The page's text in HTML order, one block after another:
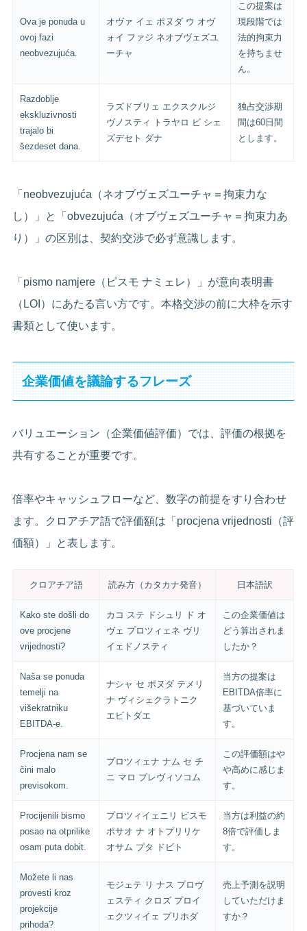
Ova je ponuda u
ovoj fazi
neobvezujuća.
オヴァ イェ ポヌダ ウ オヴ
ォイ ファジ ネオブヴェズユ
ーチャ
この提案は
現段階では
法的拘束力
を持ちませ
ん。
Razdoblje
ekskluzivnosti
trajalo bi
šezdeset dana.
ラズドブリェ エクスクルジ
ヴノスティ トラヤロ ビ シェ
ズデセト ダナ
独占交渉期
間は60日間
とします。
「neobvezujuća（ネオブヴェズユーチャ＝拘束力な
し）」と「obvezujuća（オブヴェズユーチャ＝拘束力あ
り）」の区別は、契約交渉で必ず意識します。
「pismo namjere（ピスモ ナミェレ）」が意向表明書
（LOI）にあたる言い方です。本格交渉の前に大枠を示す
書類として使います。
企業価値を議論するフレーズ
バリュエーション（企業価値評価）では、評価の根拠を
共有することが重要です。
倍率やキャッシュフローなど、数字の前提をすり合わせ
ます。クロアチア語で評価額は「procjena vrijednosti（評
価額）」と表します。
クロアチア語 読み方（カタカナ発音） 日本語訳
Kako ste došli do
ove procjene
vrijednosti?
カコ ステ ドシュリ ド オ
ヴェ プロツィェネ ヴリ
イェドノスティ
この企業価値は
どう算出されま
したか？
Naša se ponuda
temelji na
višekratniku
EBITDA-e.
ナシャ セ ポヌダ テメリ
ナ ヴィシェクラトニク
エビトダエ
当方の提案は
EBITDA倍率に
基づいていま
す。
Procjena nam se
čini malo
previsokom.
プロツィェナ ナム セ チ
ニ マロ プレヴィソコム
この評価額はや
や高めに感じま
す。
Procijenili bismo
posao na otprilike
osam puta dobit.
プロツィイェニリ ビスモ
ポサオ ナ オトプリリケ
オサム プタ ドビト
当方は利益の約
8倍で評価しま
す。
Možete li nas
provesti kroz
projekcije
prihoda?
モジェテ リ ナス プロヴ
ェスティ クロズ プロイ
ェクツィイェ プリホダ
売上予測を説明
していただけま
すか？